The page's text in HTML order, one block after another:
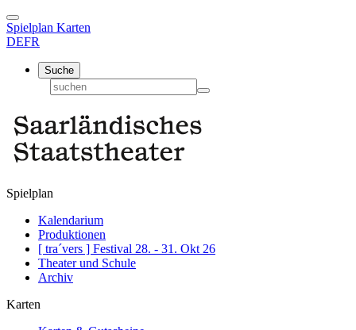
Spielplan Karten
DEFR
Suche
Spielplan
Kalendarium
Produktionen
[ tra´vers ] Festival 28. - 31. Okt 26
Theater und Schule
Archiv
Karten